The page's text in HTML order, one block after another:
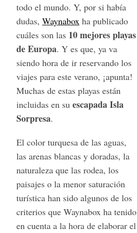
todo el mundo. Y, por si había
dudas, Waynaboxha publicado
cuáles son las 10 mejores playas
de Europa. Y es que, ya va
siendo hora de ir reservando los
viajes para este verano, ¡apunta!
Muchas de estas playas están
incluidas en su escapada Isla
Sorpresa.
El color turquesa de las aguas,
las arenas blancas y doradas, la
naturaleza que las rodea, los
paisajes o la menor saturación
turística han sido algunos de los
criterios que Waynabox ha tenido
en cuenta a la hora de elaborar el